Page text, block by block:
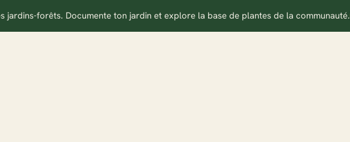
forêts. Documente ton jardin et explore la base de plantes de la communauté.